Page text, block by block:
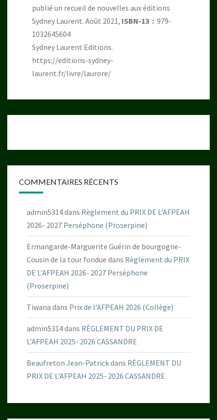
publié un recueil de nouvelles aux éditions
Sydney Laurent. Août 2021,
ISBN-13 ‏ : ‎ 979-
1032645604
Sydney Laurent Editions.
https://editions-sydney-
laurent.fr/livre/laurore/
COMMENTAIRES RÉCENTS
admin5314dans Règlement du PRIX DE L’AFPEAH
2026- 2027 Perséphone (Proserpine)
Ermangarde-Marguerite Guérin de bourgogne-
Cousin de la tour fondue dans Règlement du PRIX
DE L’AFPEAH 2026- 2027 Perséphone
(Proserpine)
Tiwana dans Prix de l’AFPEAH 2026 (Collège)
admin5314dans RÈGLEMENT DU PRIX DE
L’AFPEAH 2025- 2026 CASSANDRE
Beaufreton Jean-Patrickdans RÈGLEMENT DU
PRIX DE L’AFPEAH 2025- 2026 CASSANDRE